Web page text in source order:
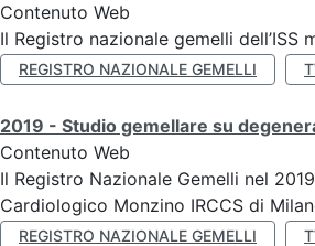
Contenuto Web
Il Registro nazionale gemelli
REGISTRO NAZIONALE GEMELLI
2019 - Studio gemellare su
Contenuto Web
Il Registro Nazionale Gemelli nel
Cardiologico Monzino IRCCS di
REGISTRO NAZIONALE GEMELLI